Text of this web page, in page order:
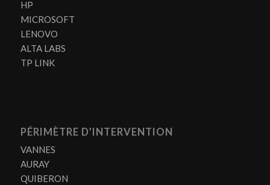
HP
MICROSOFT
LENOVO
ALTA LABS
TP LINK
PÉRIMÈTRE D’INTERVENTION
VANNES
AURAY
QUIBERON